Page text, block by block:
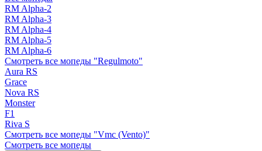
RM Alpha-2
RM Alpha-3
RM Alpha-4
RM Alpha-5
RM Alpha-6
Смотреть все мопеды "Regulmoto"
Aura RS
Grace
Nova RS
Monster
F1
Riva S
Смотреть все мопеды "Vmc (Vento)"
Смотреть все мопеды